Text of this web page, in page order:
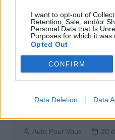
I want to opt-out of
Retention, Sale, and/or
Personal Data that Is
Purposes for which it was
Opted Out
CONFIRM
Data Deletion Data
permis négligées,
Auto Pour Vous 20